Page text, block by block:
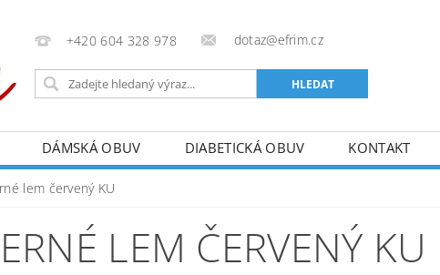
+420 604 328 978 dotaz@efrim.cz
DÁMSKÁ OBUV DIABETICKÁ OBUV KONTAKT
lem červený KU
LEM ČERVENÝ KU